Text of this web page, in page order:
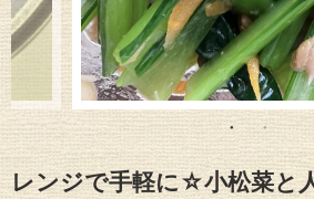
レンジで手軽に☆小松菜と